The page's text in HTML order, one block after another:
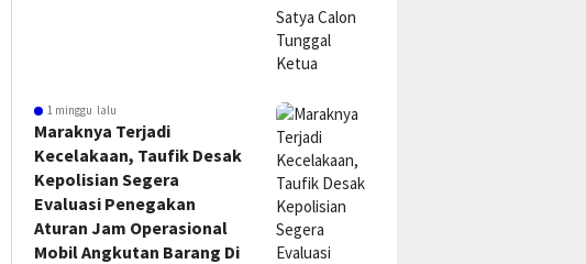
1 minggu lalu
Maraknya Terjadi
Kecelakaan, Taufik Desak
Kepolisian Segera
Evaluasi Penegakan
Aturan Jam Operasional
Mobil Angkutan Barang Di